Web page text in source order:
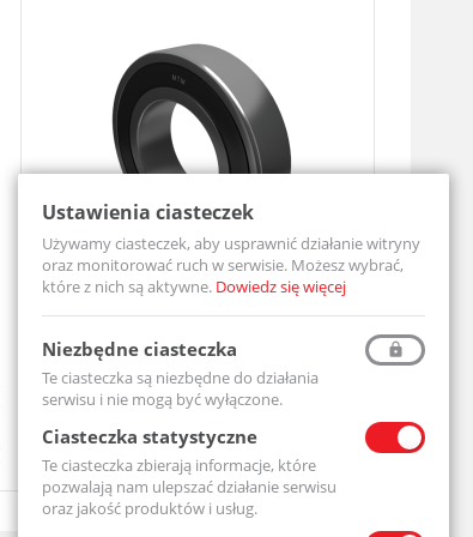
Łożysko Kulkowe Jednorzędowe 6204
6204-2RS-MTM
Dostępny
Ceny produktów
widoczne dopiero po
posiadasz konta,
zarejestruj się.
Zespół
UCF206-
Ustawienia ciasteczek
Używamy ciasteczek, aby usprawnić działanie witryny
oraz monitorować ruch w serwisie. Możesz wybrać,
które z nich są aktywne. Dowiedz się więcej
Niezbędne ciasteczka
Te ciasteczka są niezbędne do działania
serwisu i nie mogą być wyłączone.
Ciasteczka statystyczne
Te ciasteczka zbierają informacje, które
pozwalają nam ulepszać działanie serwisu
oraz jakość produktów i usług.